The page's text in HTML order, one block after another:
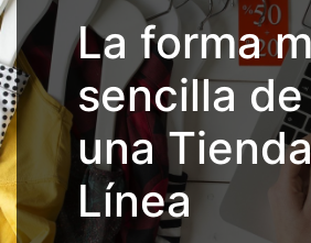
La forma
sencilla
una
Línea